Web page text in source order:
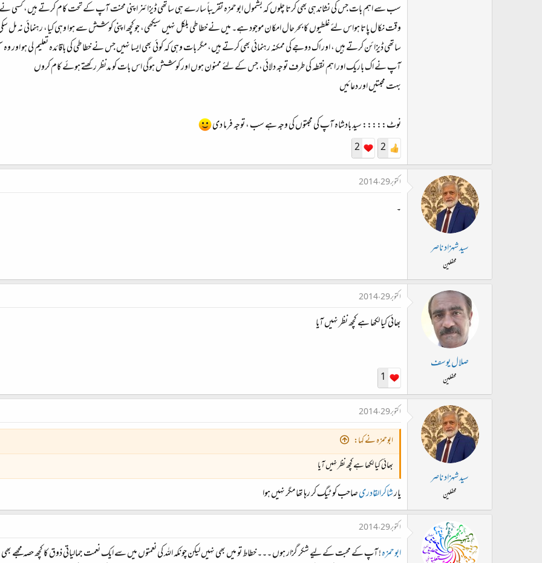
سب سے اہم بات جس کی نشاندہی بھی کرتا چلوں کہ بشمول ابوحمزہ تقریباً سارے ہی ساتھی ڈیزائنر اپنی محنت آپ کے تحت کام کرتے ہیں، کسی نے
وقت نکال پاتا ہواس لئے غلطیوں کا بحرحال امکان موجود ہے۔ میں نے خطاطی بلکل نہیں سیکھی، جوکچھ اپنی کوشش سے ہوا وہی کیا، رہنمائی نہ مل
ساتھی ڈیزائن کرتے ہیں ، اور اک دوجے کی ممکنہ رہنمائی بھی کرتے ہیں، مگر بات وہی کہ کوئی بھی ایسا نہیں جس نے خطاطی کی باقائدہ تعلیم لی ہو اور وہ
آپ نے اک باریک اور اہم نقطہ کی طرف توجہ دلائی، جس کے لئے ممنون ہوں اور کوشش ہوگی اس بات کو مدنظر رکھتے ہوئے کام کروں
بہت محبتیں اور دعائیں
نوٹ::::: سید بادشاہ آپ کی محبتوں کی وجہ ہے سب ، توجہ فرما دی
2
2
سید شہزاد ناصر
محفلین
اکتوبر 29، 2014
۔
صلال یوسف
محفلین
اکتوبر 29، 2014
بھائی کیا لکھا ہے کچھ نظر نہیں آیا
1
سید شہزاد ناصر
محفلین
اکتوبر 29، 2014
ابوحمزہ نے کہا:
بھائی کیا لکھا ہے کچھ نظر نہیں آیا
یارشاکرالقادریصاحب کو ٹیگ کر رہا تھا مگر نہیں ہوا
اکتوبر 29، 2014
ابوحمزہ! آپ کے محبت کے لیے شکر گزار ہوں ۔۔۔ خطاط تو میں بھی نہیں لیکن چونکہ اللہ کی نعمتوں میں سے ایک نعمت جمالیاتی ذوق کا کچھ حصہ مجھے